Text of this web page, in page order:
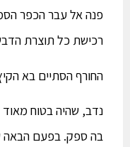
פנה אל עבר הכפר
רכישת כל תוצרת
החורף הסתיים בא הקיץ
נדב, שהיה בטוח
בה ספק. בפעם הבאה